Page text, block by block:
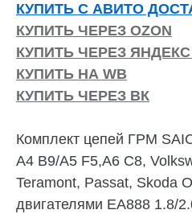
КУПИТЬ С АВИТО
КУПИТЬ ЧЕРЕЗ OZON
КУПИТЬ ЧЕРЕЗ
КУПИТЬ НА WB
КУПИТЬ ЧЕРЕЗ ВК
Комплект цепей ГРМ
A4 B9/A5 F5,A6 C8,
Teramont, Passat, Skoda
двигателями EA888 1.8/